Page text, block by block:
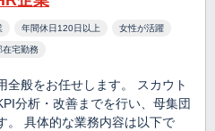
年間休日120日以上 女性が活躍
在宅勤務
全般をお任せします。 スカウト
分析・改善までを行い、母集団
。 具体的な業務内容は以下で